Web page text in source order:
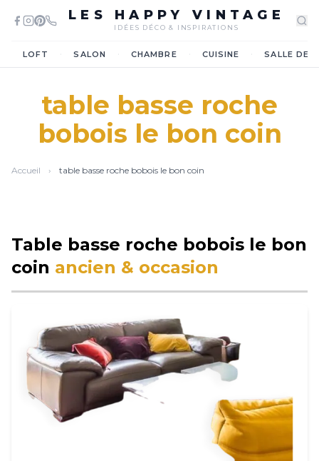
LES HAPPY VINTAGE
IDÉES DÉCO & INSPIRATIONS
LOFT SALON CHAMBRE CUISINE SALLE DE
table basse roche
bobois le bon coin
Accueil › table basse roche bobois le bon coin
Table basse roche bobois le bon
coin ancien & occasion